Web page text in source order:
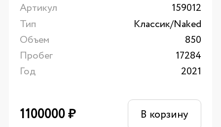
Артикул
159012
Тип
Классик/Naked
Объем
850
Пробег
17284
Год
2021
1100000₽ В корзину